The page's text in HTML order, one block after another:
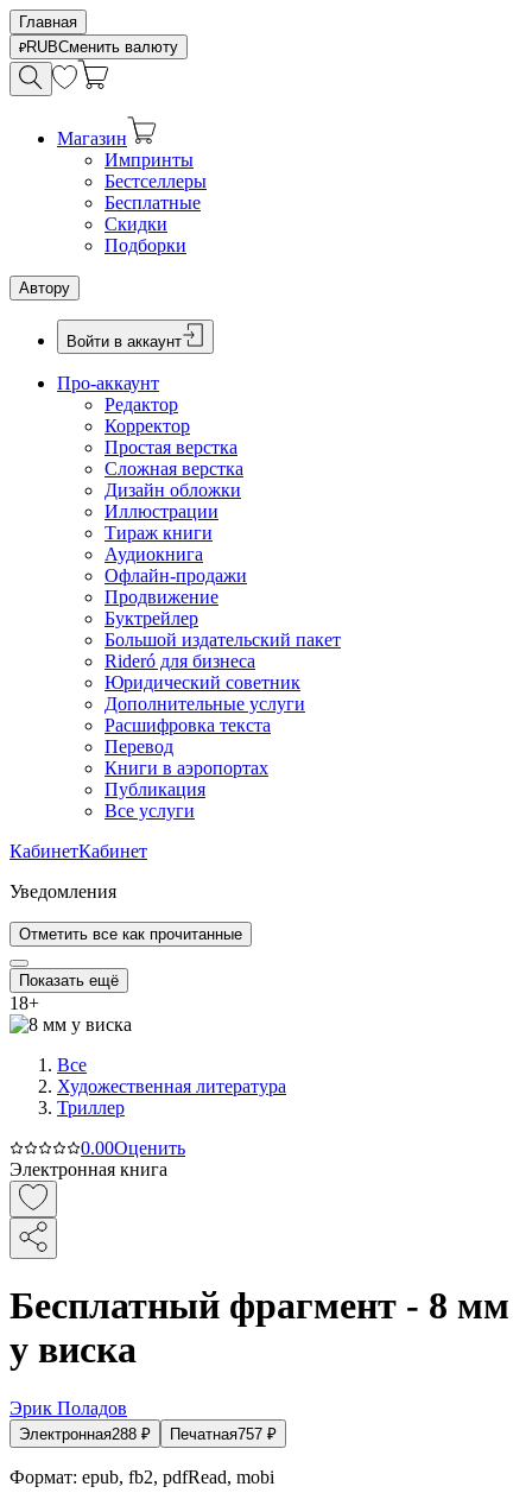
Главная
RUBСменить валюту
Магазин
Импринты
Бестселлеры
Бесплатные
Скидки
Подборки
Автору
Войти в аккаунт
Про-аккаунт
Редактор
Корректор
Простая верстка
Сложная верстка
Дизайн обложки
Иллюстрации
Тираж книги
Аудиокнига
Офлайн-продажи
Продвижение
Буктрейлер
Большой издательский пакет
Rideró для бизнеса
Юридический советник
Дополнительные услуги
Расшифровка текста
Перевод
Книги в аэропортах
Публикация
Все услуги
КабинетКабинет
Уведомления
Отметить все как прочитанные
Показать ещё
18+
Все
Художественная литература
Триллер
0.00Оценить
Электронная книга
Бесплатный фрагмент - 8 мм
у виска
Эрик Поладов
Электронная288 ₽ Печатная757 ₽
Формат: epub, fb2, pdfRead, mobi